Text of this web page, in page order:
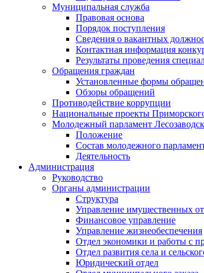
Муниципальная служба
Правовая основа
Порядок поступления
Сведения о вакантных
Контактная информация
Результаты проведения
Обращения граждан
Установленные формы
Обзоры обращений
Противодействие коррупции
Национальные проекты
Молодежный парламент
Положение
Состав молодежного
Деятельность
Администрация
Руководство
Органы администрации
Структура
Управление имущественных
Финансовое управление
Управление жизнеобеспечения
Отдел экономики и работы с
Отдел развития села и
Юридический отдел